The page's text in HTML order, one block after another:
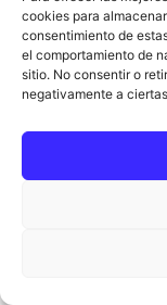
cookies para
consentimiento de
el comportamiento de
sitio. No consentir o
negativamente a